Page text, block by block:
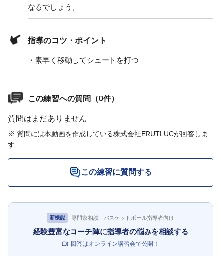
なるでしょう。
指導のコツ・ポイント
・素早く移動してシュートを打つ
この練習への質問（0件）
質問はまだありません
※ 質問には本動画を作成している株式会社ERUTLUCが回答しま
す
この練習に質問する
新機能 専門家相談 · バスケットボール指導者向け
経験豊富なコーチ陣に指導者の悩みを相談する
回答はオンライン講習会で公開！